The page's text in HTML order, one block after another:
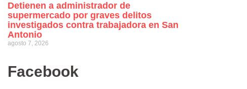
Detienen a administrador de
supermercado por graves delitos
investigados contra trabajadora en San
Antonio
agosto 7, 2026
Facebook